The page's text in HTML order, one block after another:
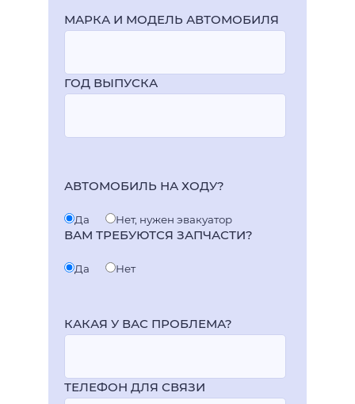
МАРКА И МОДЕЛЬ АВТОМОБИЛЯ
ГОД ВЫПУСКА
АВТОМОБИЛЬ НА ХОДУ?
Да Нет, нужен эвакуатор
ВАМ ТРЕБУЮТСЯ ЗАПЧАСТИ?
Да Нет
КАКАЯ У ВАС ПРОБЛЕМА?
ТЕЛЕФОН ДЛЯ СВЯЗИ